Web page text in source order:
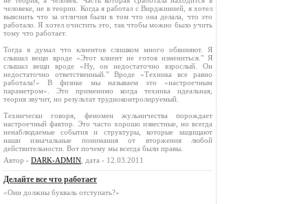
человеке, не в теории. Когда я работал с Вирджинией, я хотел
выяснить что за отличия были в том что она делала, что это
работало. Я хотел очистить это, так чтобы можно было учить
тому что работает.
Тогда я думал что клиентов слишком много обвиняют. Я
слышал вещи вроде «Этот клиент не готов измениться." Я
слышал вещи вроде «Ну, он недостаточно взрослый. Он
недостаточно ответственный." Вроде «Техника все равно
работала!» В физике мы называем это «настроечным
параметром». Это применимо когда техника идеальная,
теория звучит, но результат трудноконтролируемый.
Технически говоря, феномен жульничества порождает
настроечный фактор. Это часто хорошо известные, но всегда
ненаблюдаемые события и структуры, которые защищают
наши изначальные понимания от вторжения любой
действительности. Вот почему мы всегда были правы.
Автор - DARK-ADMIN , дата - 12.03.2011
Делайте все что работает
«Они должны букваль отступать?»